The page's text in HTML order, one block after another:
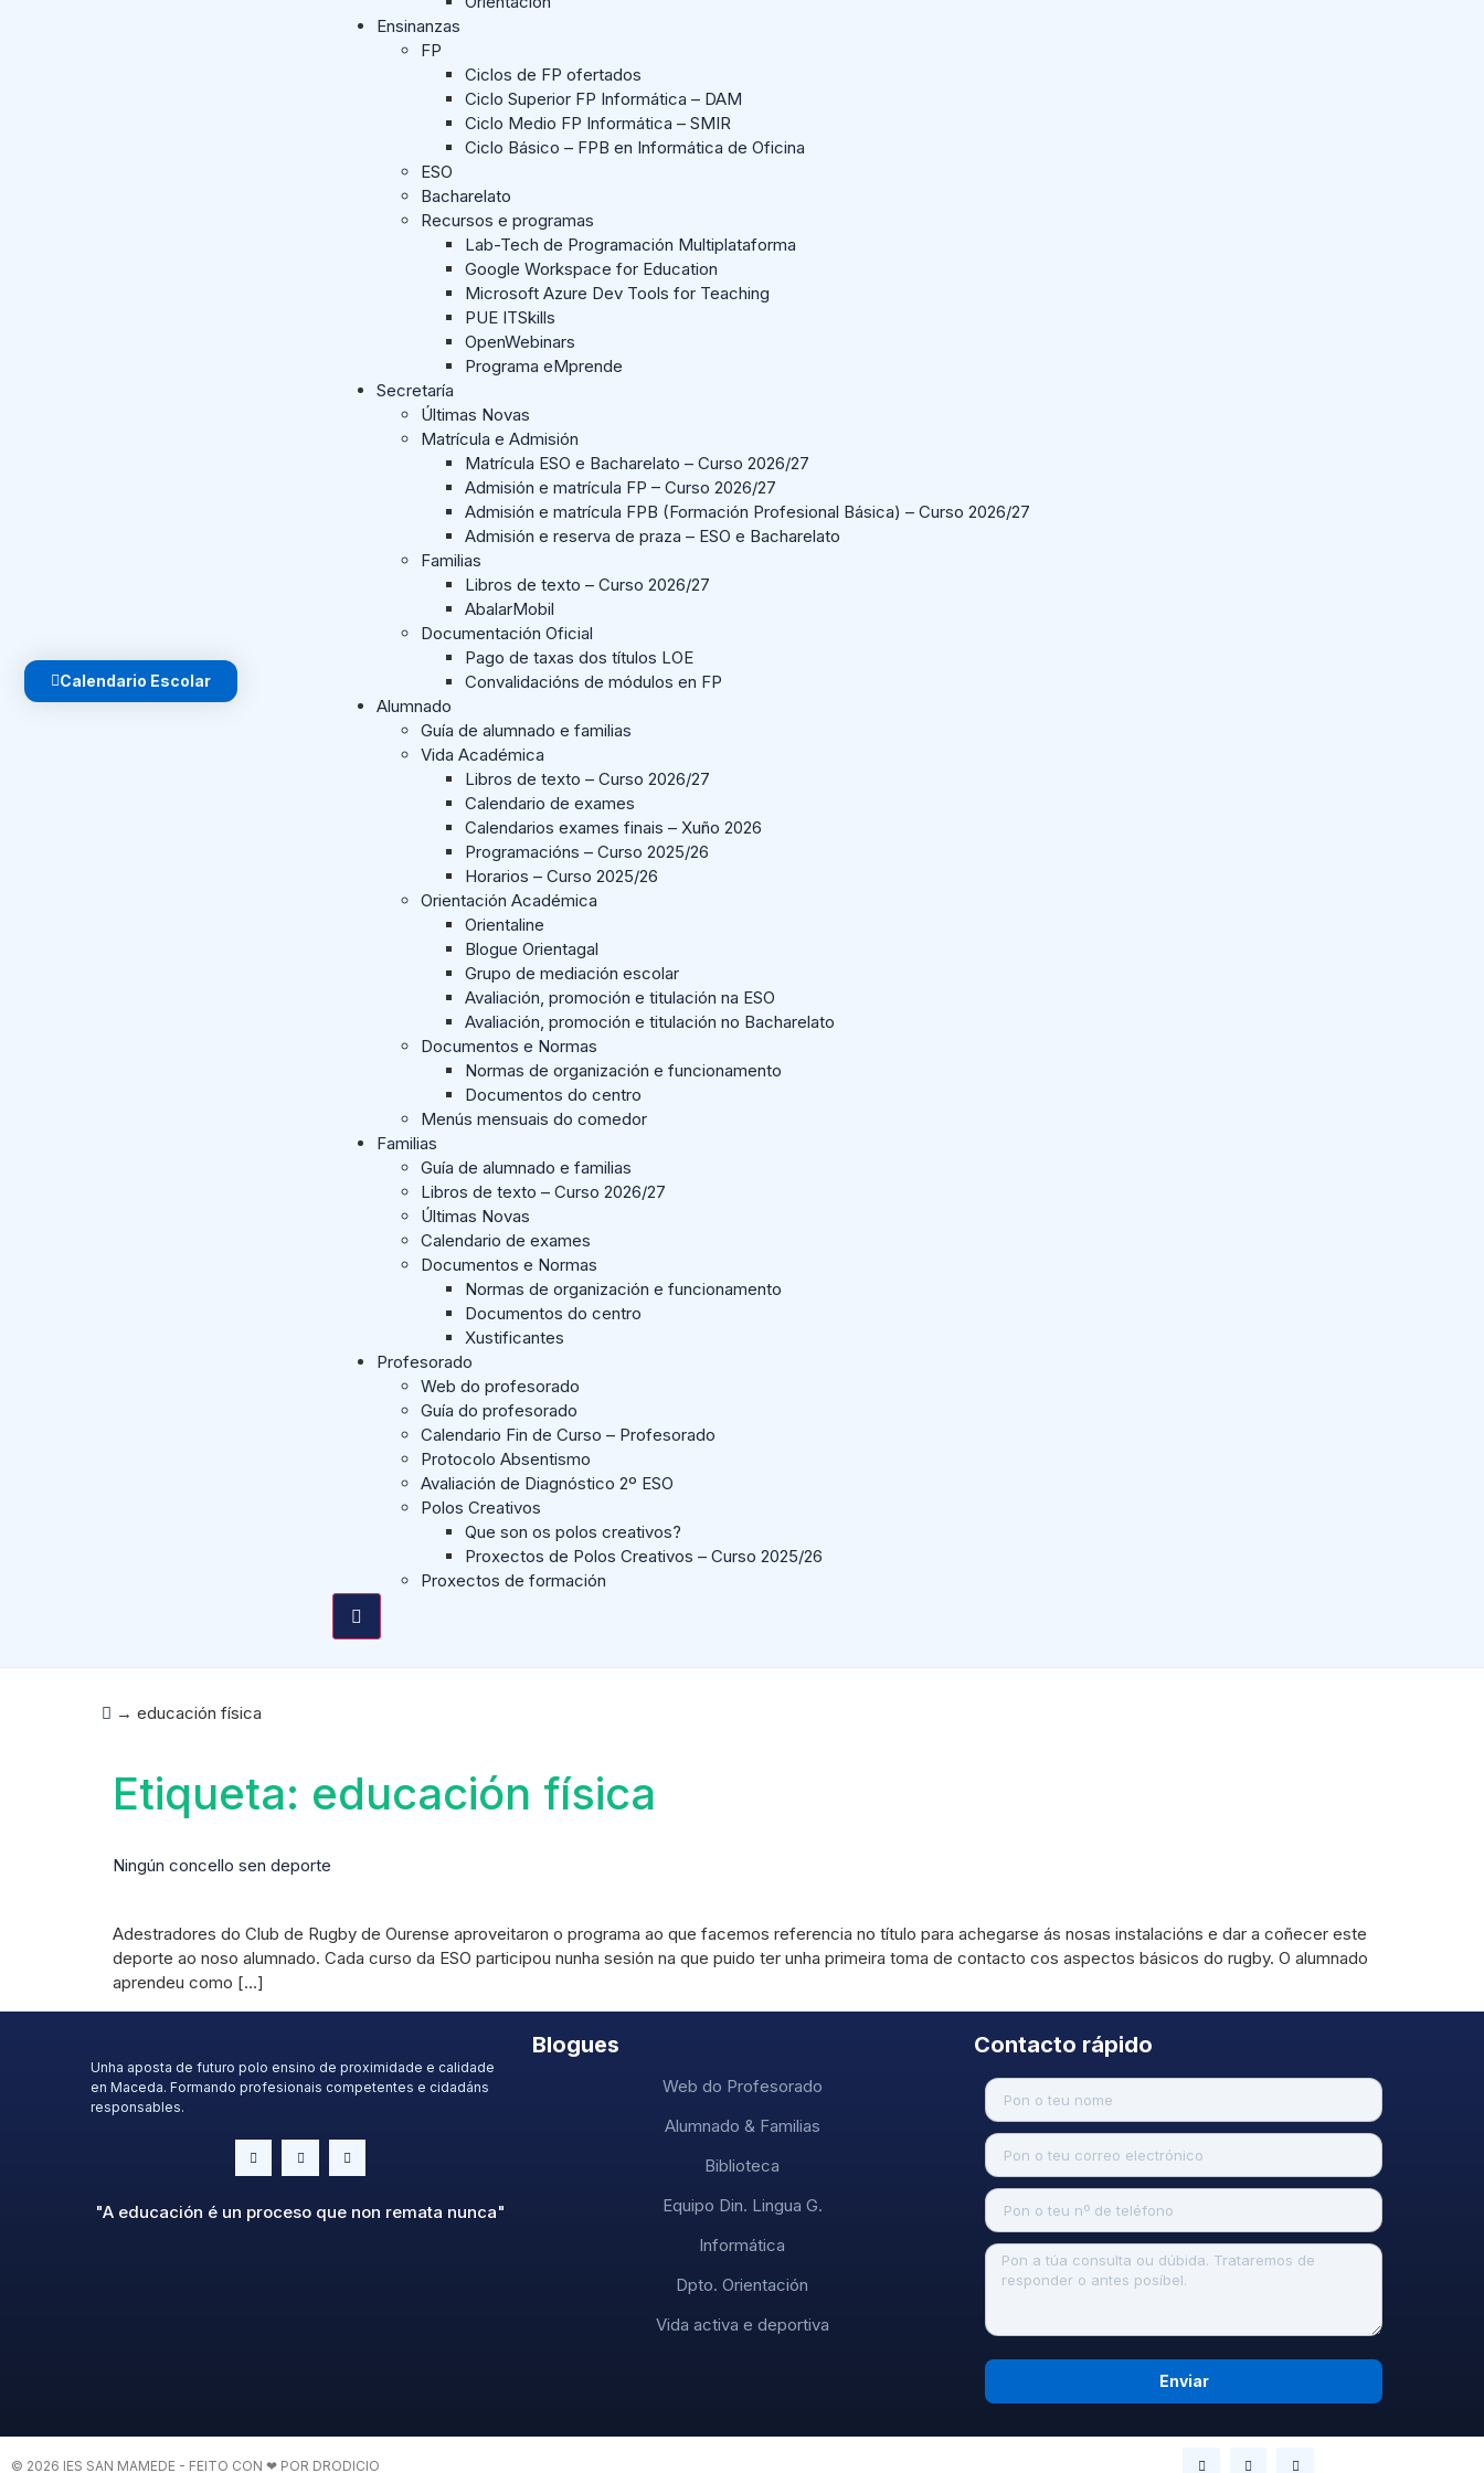
Calendario Escolar
Ensinanzas
FP
Ciclos de FP ofertados
Ciclo Superior FP Informática – DAM
Ciclo Medio FP Informática – SMIR
Ciclo Básico – FPB en Informática de Oficina
ESO
Bacharelato
Recursos e programas
Lab-Tech de Programación Multiplataforma
Google Workspace for Education
Microsoft Azure Dev Tools for Teaching
PUE ITSkills
OpenWebinars
Programa eMprende
Secretaría
Últimas Novas
Matrícula e Admisión
Matrícula ESO e Bacharelato – Curso 2026/27
Admisión e matrícula FP – Curso 2026/27
Admisión e matrícula FPB (Formación Profesional Básica) – Curso 2026/27
Admisión e reserva de praza – ESO e Bacharelato
Familias
Libros de texto – Curso 2026/27
AbalarMobil
Documentación Oficial
Pago de taxas dos títulos LOE
Convalidacións de módulos en FP
Alumnado
Guía de alumnado e familias
Vida Académica
Libros de texto – Curso 2026/27
Calendario de exames
Calendarios exames finais – Xuño 2026
Programacións – Curso 2025/26
Horarios – Curso 2025/26
Orientación Académica
Orientaline
Blogue Orientagal
Grupo de mediación escolar
Avaliación, promoción e titulación na ESO
Avaliación, promoción e titulación no Bacharelato
Documentos e Normas
Normas de organización e funcionamento
Documentos do centro
Menús mensuais do comedor
Familias
Guía de alumnado e familias
Libros de texto – Curso 2026/27
Últimas Novas
Calendario de exames
Documentos e Normas
Normas de organización e funcionamento
Documentos do centro
Xustificantes
Profesorado
Web do profesorado
Guía do profesorado
Calendario Fin de Curso – Profesorado
Protocolo Absentismo
Avaliación de Diagnóstico 2º ESO
Polos Creativos
Que son os polos creativos?
Proxectos de Polos Creativos – Curso 2025/26
Proxectos de formación
→ educación física
Etiqueta: educación física
Ningún concello sen deporte
Adestradores do Club de Rugby de Ourense aproveitaron o programa ao que facemos referencia no título para achegarse ás nosas instalacións e dar a coñecer este
deporte ao noso alumnado. Cada curso da ESO participou nunha sesión na que puido ter unha primeira toma de contacto cos aspectos básicos do rugby. O alumnado
aprendeu como […]
Unha aposta de futuro polo ensino de proximidade e calidade
en Maceda. Formando profesionais competentes e cidadáns
responsables.
"A educación é un proceso que non remata nunca"
Blogues
Web do Profesorado
Alumnado & Familias
Biblioteca
Equipo Din. Lingua G.
Informática
Dpto. Orientación
Vida activa e deportiva
Contacto rápido
Enviar
© 2026 IES SAN MAMEDE - FEITO CON ❤ POR DRODICIO